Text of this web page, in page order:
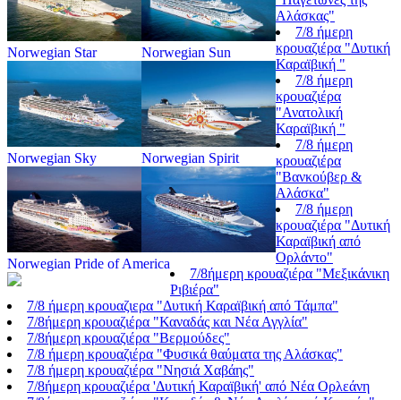
Norwegian Star Norwegian Sun
Norwegian Sky Norwegian Spirit
Norwegian Pride of America
Αλάσκας"
7/8 ήμερη
κρουαζιέρα "Δυτική
Καραϊβική "
7/8 ήμερη
κρουαζιέρα
"Ανατολική
Καραϊβική "
7/8 ήμερη
κρουαζιέρα
"Βανκούβερ &
Αλάσκα"
7/8 ήμερη
κρουαζιέρα "Δυτική
Καραϊβική από
Ορλάντο"
7/8ήμερη κρουαζιέρα "Μεξικάνικη
Ριβιέρα"
7/8 ήμερη κρουαζιερα "Δυτική Καραϊβική από Τάμπα"
7/8ήμερη κρουαζιέρα "Καναδάς και Νέα Αγγλία"
7/8ήμερη κρουαζιέρα "Βερμούδες"
7/8 ήμερη κρουαζιέρα "Φυσικά θαύματα της Αλάσκας"
7/8 ήμερη κρουαζιέρα "Νησιά Χαβάης"
7/8ήμερη κρουαζιέρα 'Δυτική Καραϊβική' από Νέα Ορλεάνη